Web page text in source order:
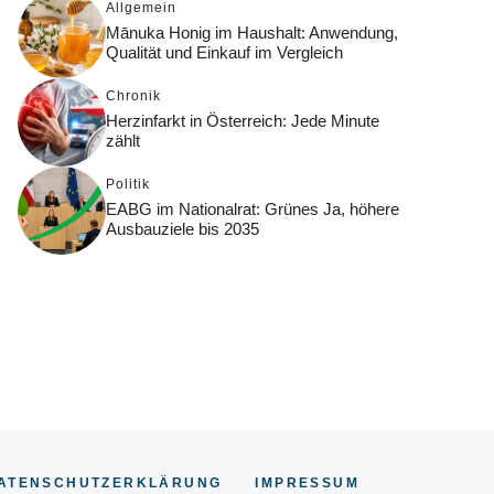
Allgemein
Mānuka Honig im Haushalt: Anwendung,
Qualität und Einkauf im Vergleich
Chronik
Herzinfarkt in Österreich: Jede Minute
zählt
Politik
EABG im Nationalrat: Grünes Ja, höhere
Ausbauziele bis 2035
IMPRESSUM